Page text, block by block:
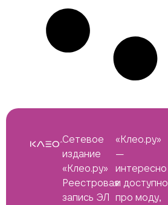
Сетевое
издание
«Клео.ру»
Реестровая
запись ЭЛ
«Клео.ру»
—
интересно
и доступно
про моду,